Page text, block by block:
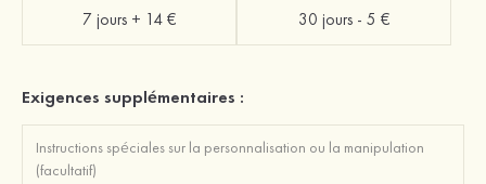
7 jours + 14 € 30 jours - 5 €
Exigences supplémentaires :